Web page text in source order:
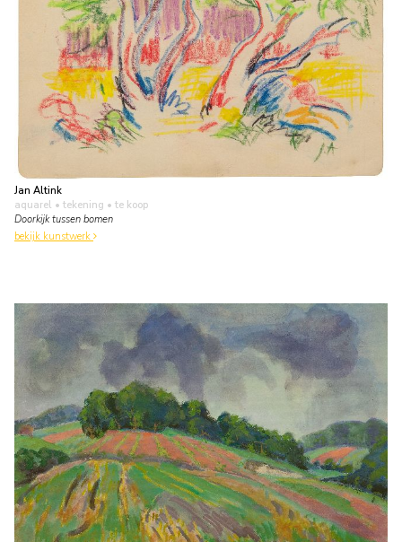
Jan Altink
aquarel • tekening • te koop
Doorkijk tussen bomen
bekijk kunstwerk